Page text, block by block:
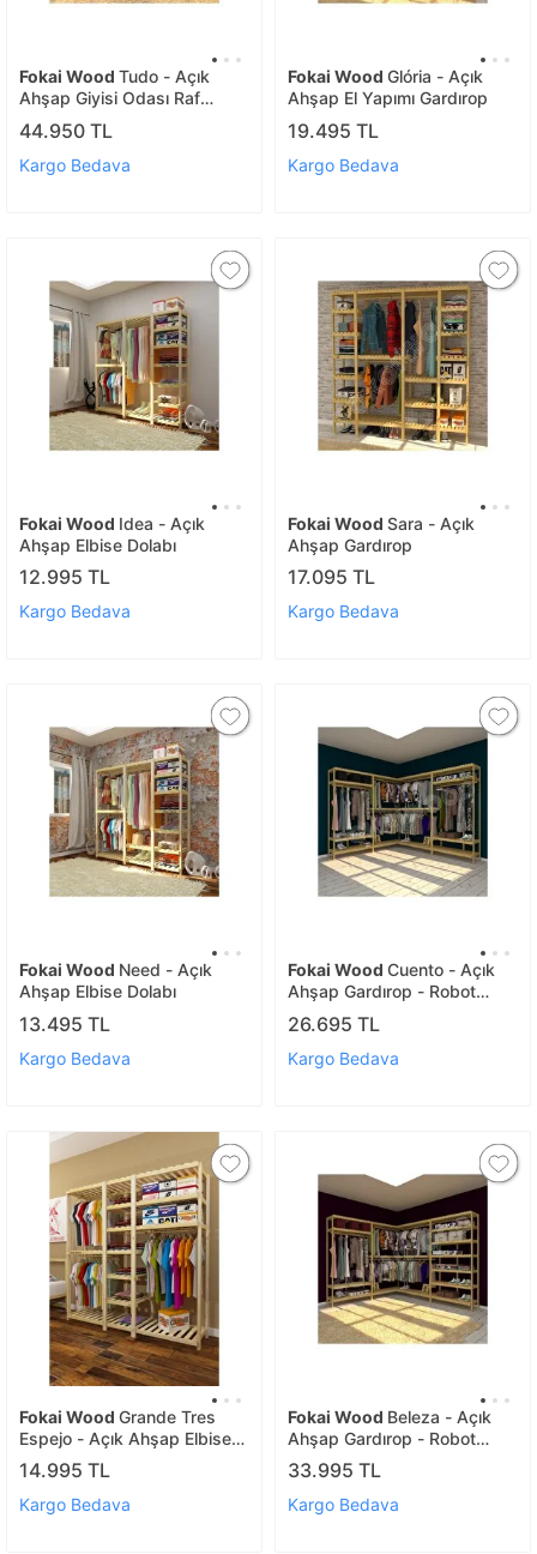
Fokai Wood Tudo - Açık
Ahşap Giyisi Odası Raf
Sistemi
44.950 TL
Kargo Bedava
Fokai Wood Glória - Açık
Ahşap El Yapımı Gardırop
19.495 TL
Kargo Bedava
Fokai Wood Idea - Açık
Ahşap Elbise Dolabı
12.995 TL
Kargo Bedava
Fokai Wood Sara - Açık
Ahşap Gardırop
17.095 TL
Kargo Bedava
Fokai Wood Need - Açık
Ahşap Elbise Dolabı
13.495 TL
Kargo Bedava
Fokai Wood Cuento - Açık
Ahşap Gardırop - Robot
Süpürge Kullanımı Için
Uygundur
26.695 TL
Kargo Bedava
Fokai Wood Grande Tres
Espejo - Açık Ahşap Elbise
Dolabı
14.995 TL
Kargo Bedava
Fokai Wood Beleza - Açık
Ahşap Gardırop - Robot
Süpürge Kullanımı Için
Uygundur
33.995 TL
Kargo Bedava